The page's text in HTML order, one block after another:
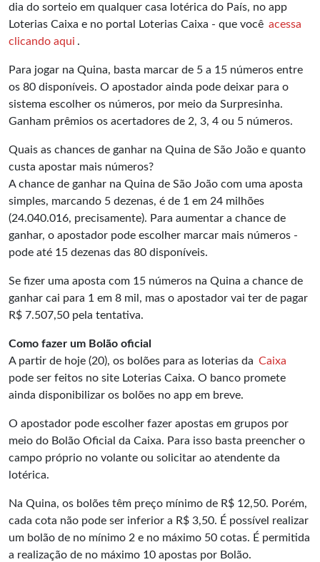
dia do sorteio em qualquer casa lotérica do País, no app
Loterias Caixa e no portal Loterias Caixa - que você acessa
clicando aqui .
Para jogar na Quina, basta marcar de 5 a 15 números entre
os 80 disponíveis. O apostador ainda pode deixar para o
sistema escolher os números, por meio da Surpresinha.
Ganham prêmios os acertadores de 2, 3, 4 ou 5 números.
Quais as chances de ganhar na Quina de São João e quanto
custa apostar mais números?
A chance de ganhar na Quina de São João com uma aposta
simples, marcando 5 dezenas, é de 1 em 24 milhões
(24.040.016, precisamente). Para aumentar a chance de
ganhar, o apostador pode escolher marcar mais números -
pode até 15 dezenas das 80 disponíveis.
Se fizer uma aposta com 15 números na Quina a chance de
ganhar cai para 1 em 8 mil, mas o apostador vai ter de pagar
R$ 7.507,5​0 pela tentativa.
Como fazer um Bolão oficial
A partir de hoje (20), os bolões para as loterias da Caixa
pode ser feitos no site Loterias Caixa. O banco promete
ainda disponibilizar os bolões no app em breve.
O apostador pode escolher fazer apostas em grupos por
meio do Bolão Oficial da Caixa. Para isso basta preencher o
campo próprio no volante ou solicitar ao atendente da
lotérica.
Na Quina, os bolões têm preço mínimo de R$ 12,50. Porém,
cada cota não pode ser inferior a R$ 3,50. É possível realizar
um bolão de no mínimo 2 e no máximo 50 cotas. É permitida
a realização de no máximo 10 apostas por Bolão.